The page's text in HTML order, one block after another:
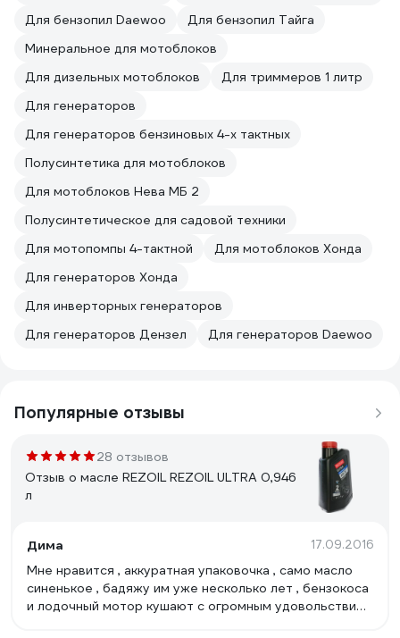
Для бензопил Daewoo
Для бензопил Тайга
Минеральное для мотоблоков
Для дизельных мотоблоков
Для триммеров 1 литр
Для генераторов
Для генераторов бензиновых 4-х тактных
Полусинтетика для мотоблоков
Для мотоблоков Нева МБ 2
Полусинтетическое для садовой техники
Для мотопомпы 4-тактной
Для мотоблоков Хонда
Для генераторов Хонда
Для инверторных генераторов
Для генераторов Дензел
Для генераторов Daewoo
Популярные отзывы
28 отзывов
Отзыв о масле REZOIL REZOIL ULTRA 0,946
л
Дима 17.09.2016
Мне нравится , аккуратная упаковочка , само масло
синенькое , бадяжу им уже несколько лет , бензокоса
и лодочный мотор кушают с огромным удовольствием